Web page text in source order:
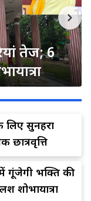
तेज; 6
के लिए सुनहरा
गूंजेगी भक्ति की
शोभायात्रा